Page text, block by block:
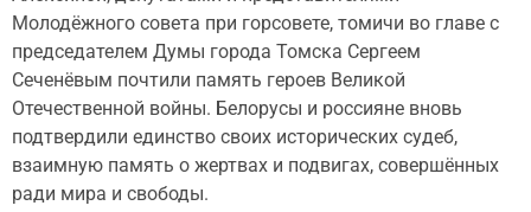
Молодёжного совета при горсовете, томичи во главе с
председателем Думы города Томска Сергеем
Сеченёвым почтили память героев Великой
Отечественной войны. Белорусы и россияне вновь
подтвердили единство своих исторических судеб,
взаимную память о жертвах и подвигах, совершённых
ради мира и свободы.